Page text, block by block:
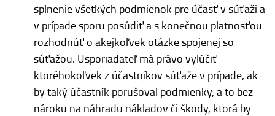
splnenie všetkých podmienok pre účasť v súťaži a
v prípade sporu posúdiť a s konečnou platnosťou
rozhodnúť o akejkoľvek otázke spojenej so
súťažou. Usporiadateľ má právo vylúčiť
ktoréhokoľvek z účastníkov súťaže v prípade, ak
by taký účastník porušoval podmienky, a to bez
nároku na náhradu nákladov či škody, ktorá by